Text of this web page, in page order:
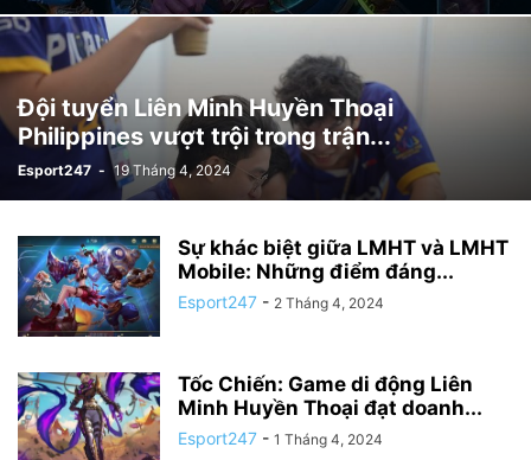
Đội tuyển Liên Minh Huyền Thoại
Philippines vượt trội trong trận...
Esport247 - 19 Tháng 4, 2024
Sự khác biệt giữa LMHT và LMHT
Mobile: Những điểm đáng...
Esport247 - 2 Tháng 4, 2024
Tốc Chiến: Game di động Liên
Minh Huyền Thoại đạt doanh...
Esport247 - 1 Tháng 4, 2024